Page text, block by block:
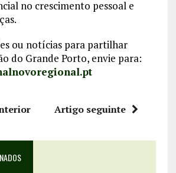
no crescimento pessoal e
ou notícias para partilhar
do Grande Porto, envie para:
Artigo seguinte